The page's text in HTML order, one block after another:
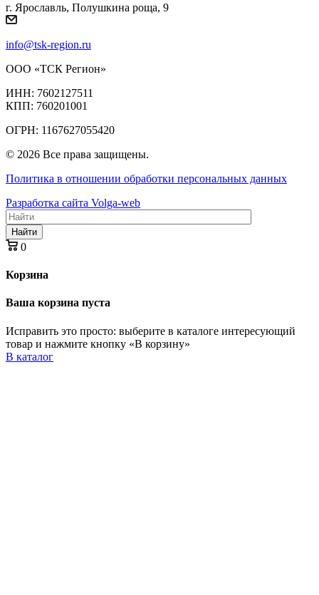
г. Ярославль, Полушкина роща, 9
info@tsk-region.ru
ООО «ТСК Регион»
ИНН: 7602127511
КПП: 760201001
ОГРН: 1167627055420
© 2026 Все права защищены.
Политика в отношении обработки персональных данных
Разработка сайта Volga-web
Найти
0
Корзина
Ваша корзина пуста
Исправить это просто: выберите в каталоге интересующий
товар и нажмите кнопку «В корзину»
В каталог